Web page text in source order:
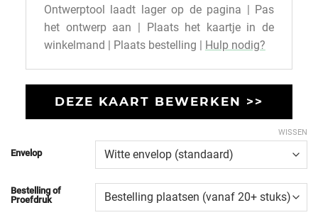
Ontwerptool laadt lager op de pagina | Pas
het ontwerp aan | Plaats het kaartje in de
winkelmand | Plaats bestelling |
Hulp nodig?
DEZE KAART BEWERKEN >>
Envelop
Bestelling of
Proefdruk
WISSEN